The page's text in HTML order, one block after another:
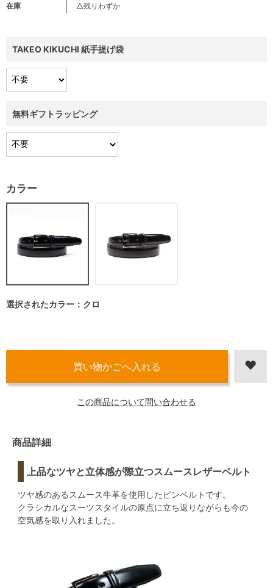
在庫
△残りわずか
TAKEO KIKUCHI 紙手提げ袋
無料ギフトラッピング
カラー
選択されたカラー：クロ
この商品について問い合わせる
商品詳細
上品なツヤと立体感が際立つスムースレザーベルト
ツヤ感のあるスムース牛革を使用したピンベルトです。
クラシカルなスーツスタイルの原点に立ち返りながらも今の
空気感を取り入れました。